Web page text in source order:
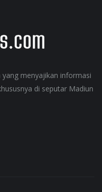
menyajikan informasi
di seputar Madiun